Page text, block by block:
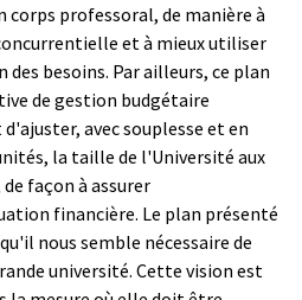
corps professoral, de manière à
et à mieux utiliser
besoins. Par ailleurs, ce plan
de gestion budgétaire
avec souplesse et en
la taille de l'Université aux
façon à assurer
financière. Le plan présenté
nous semble nécessaire de
université. Cette vision est